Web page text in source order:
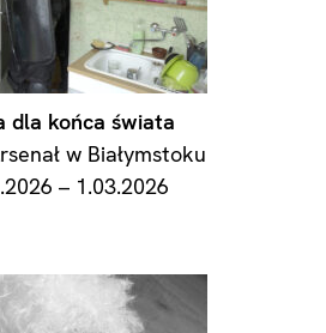
dla końca świata
w Białymstoku
– 1.03.2026